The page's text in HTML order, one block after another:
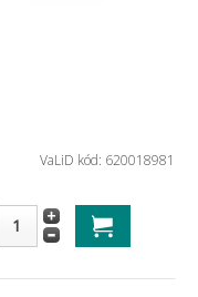
VaLiD kód: 620018981